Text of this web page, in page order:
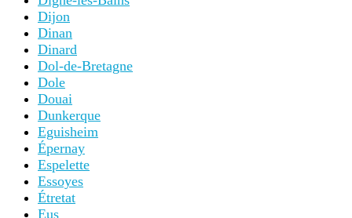
Dijon
Dinan
Dinard
Dol-de-Bretagne
Dole
Douai
Dunkerque
Eguisheim
Épernay
Espelette
Essoyes
Étretat
Eus